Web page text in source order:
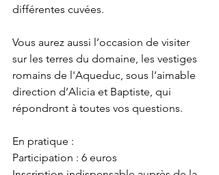
différentes cuvées.
Vous aurez aussi l’occasion de visiter
sur les terres du domaine, les vestiges
romains de l'Aqueduc, sous l’aimable
direction d’Alicia et Baptiste, qui
répondront à toutes vos questions.
En pratique :
Participation : 6 euros